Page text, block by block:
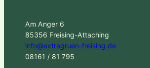
Am Anger 6
85356 Freising-Attaching
info@extragruen-freising.de
08161 / 81 795